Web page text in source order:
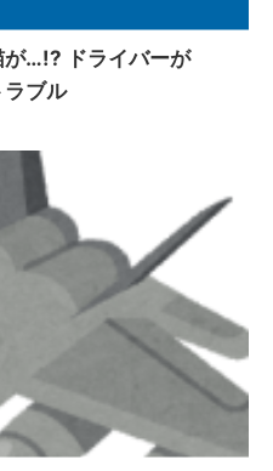
が…!? ドライバーが
ブル